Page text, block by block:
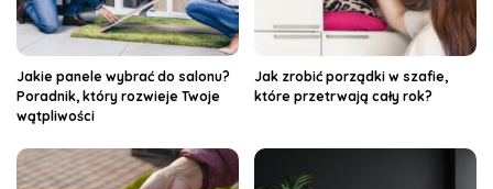
Jakie panele wybrać do salonu?
Poradnik, który rozwieje Twoje
wątpliwości
Jak zrobić porządki w szafie,
które przetrwają cały rok?